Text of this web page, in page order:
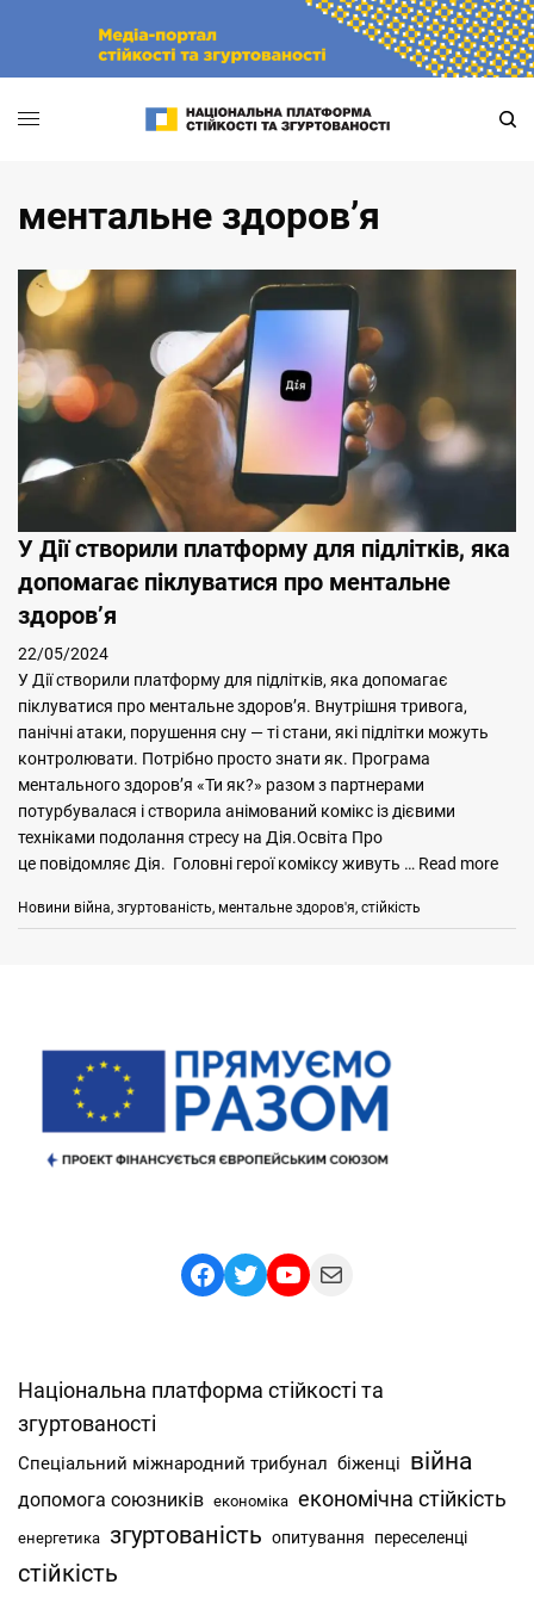
ментальне здоров’я
У Дії створили платформу для підлітків, яка
допомагає піклуватися про ментальне
здоров’я
22/05/2024
У Дії створили платформу для підлітків, яка допомагає
піклуватися про ментальне здоров’я. Внутрішня тривога,
панічні атаки, порушення сну — ті стани, які підлітки можуть
контролювати. Потрібно просто знати як. Програма
ментального здоров’я «Ти як?» разом з партнерами
потурбувалася і створила анімований комікс із дієвими
техніками подолання стресу на Дія.Освіта Про
це повідомляє Дія. Головні герої коміксу живуть … Read more
Categories
Новини Tags
війна, згуртованість, ментальне здоров'я, стійкість
Facebook
TwitterYouTube
Mail
Національна платформа стійкості та
згуртованості
Спеціальний міжнародний трибунал біженці війна
допомога союзників економіка економічна стійкість
енергетика згуртованість опитування переселенці
стійкість